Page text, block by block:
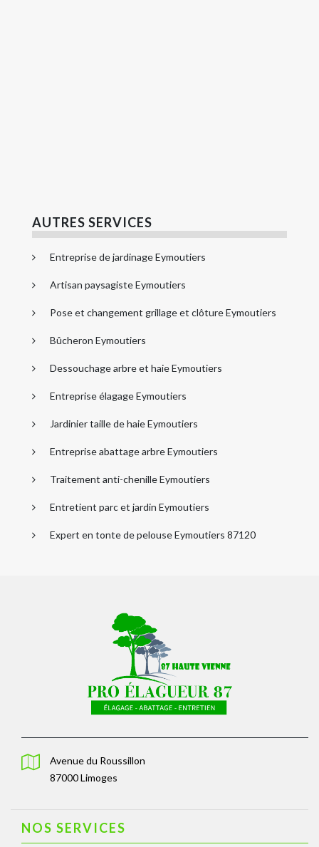
AUTRES SERVICES
Entreprise de jardinage Eymoutiers
Artisan paysagiste Eymoutiers
Pose et changement grillage et clôture Eymoutiers
Bûcheron Eymoutiers
Dessouchage arbre et haie Eymoutiers
Entreprise élagage Eymoutiers
Jardinier taille de haie Eymoutiers
Entreprise abattage arbre Eymoutiers
Traitement anti-chenille Eymoutiers
Entretient parc et jardin Eymoutiers
Expert en tonte de pelouse Eymoutiers 87120
Avenue du Roussillon
87000 Limoges
NOS SERVICES